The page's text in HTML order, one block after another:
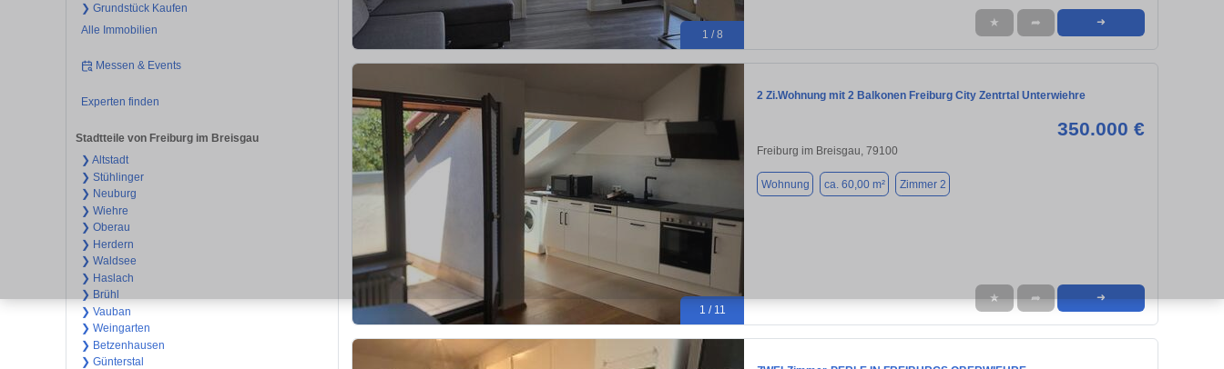
❯ Grundstück Kaufen
Alle Immobilien
Messen & Events
Experten finden
Stadtteile von Freiburg im Breisgau
❯ Altstadt
❯ Stühlinger
❯ Neuburg
❯ Wiehre
❯ Oberau
❯ Herdern
❯ Waldsee
❯ Haslach
❯ Brühl
❯ Vauban
❯ Weingarten
❯ Betzenhausen
❯ Günterstal
1 / 8
★ ➦ ➜
1 / 11
2 Zi.Wohnung mit 2 Balkonen Freiburg City Zentrtal Unterwiehre
350.000 €
Freiburg im Breisgau, 79100
Wohnung ca. 60,00 m² Zimmer 2
★ ➦ ➜